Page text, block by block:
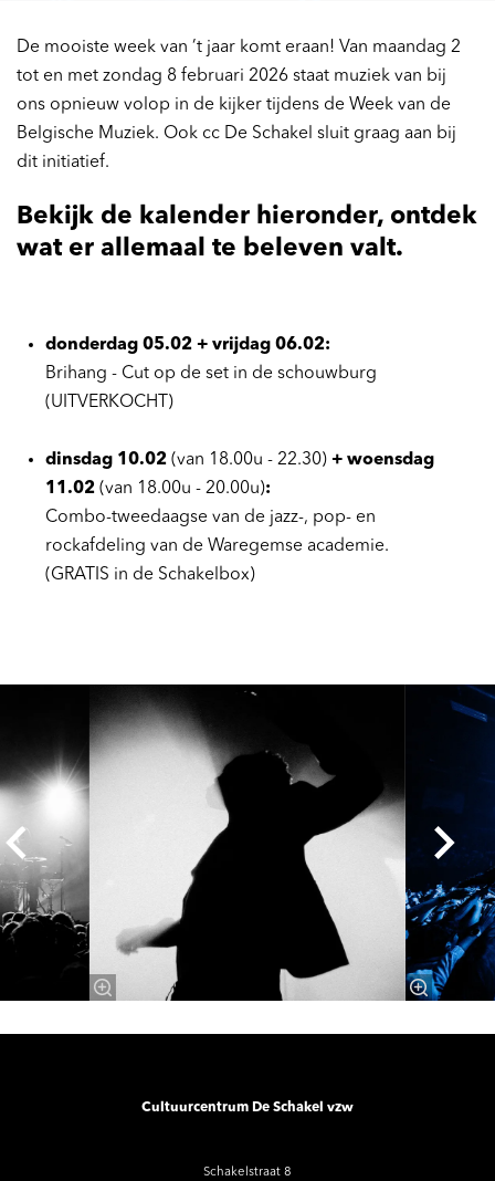
De mooiste week van ’t jaar komt eraan! Van maandag 2
tot en met zondag 8 februari 2026 staat muziek van bij
ons opnieuw volop in de kijker tijdens de Week van de
Belgische Muziek. Ook cc De Schakel sluit graag aan bij
dit initiatief.
Bekijk de kalender hieronder, ontdek
wat er allemaal te beleven valt.
donderdag 05.02 + vrijdag 06.02:
Brihang - Cut op de set in de schouwburg
(UITVERKOCHT)
dinsdag 10.02(van 18.00u - 22.30)+ woensdag
11.02 (van 18.00u - 20.00u):
Combo-tweedaagse van de jazz-, pop- en
rockafdeling van de Waregemse academie.
(GRATIS in de Schakelbox)
Cultuurcentrum De Schakel vzw
Schakelstraat 8